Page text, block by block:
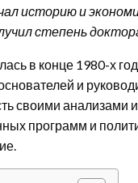
историю и
степень
в конце 1980-х
и
своими анализами
программ и